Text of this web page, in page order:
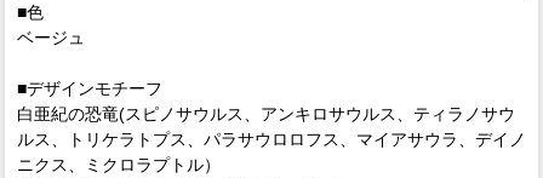
■色
ベージュ
■デザインモチーフ
白亜紀の恐竜(スピノサウルス、アンキロサウルス、ティラノサウ
ルス、トリケラトプス、パラサウロロフス、マイアサウラ、デイノ
ニクス、ミクロラプトル）